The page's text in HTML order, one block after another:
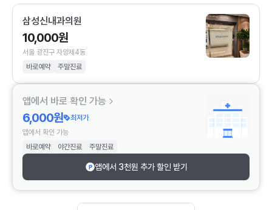
삼성신내과의원
10,000원
서울 광진구 자양제4동
바로예약
주말진료
앱에서 바로 확인 가능
6,000원
최저가
앱에서 확인 가능
바로예약
야간진료 주말진료
앱에서 3천원 추가 할인 받기